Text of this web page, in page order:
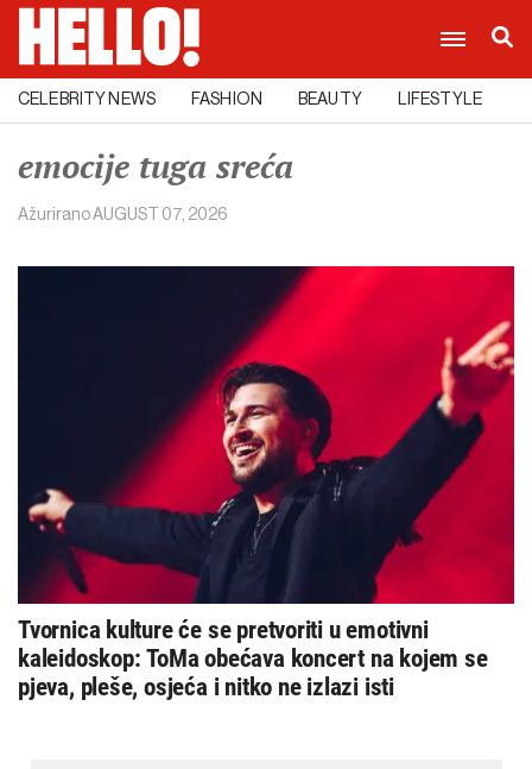
CELEBRITY NEWS FASHION BEAUTY LIFESTYLE
emocije tuga sreća
AžuriranoAUGUST 07, 2026
Tvornica kulture će se pretvoriti u emotivni
kaleidoskop: ToMa obećava koncert na kojem se
pjeva, pleše, osjeća i nitko ne izlazi isti